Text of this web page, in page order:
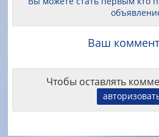
Ваш
Чтобы оставлять